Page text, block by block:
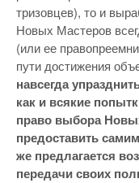
тризовцев), то и
Новых Мастеров
(или ее
пути достижения
навсегда
как и всякие
право выбора
предоставить
же предлагается
передачи своих